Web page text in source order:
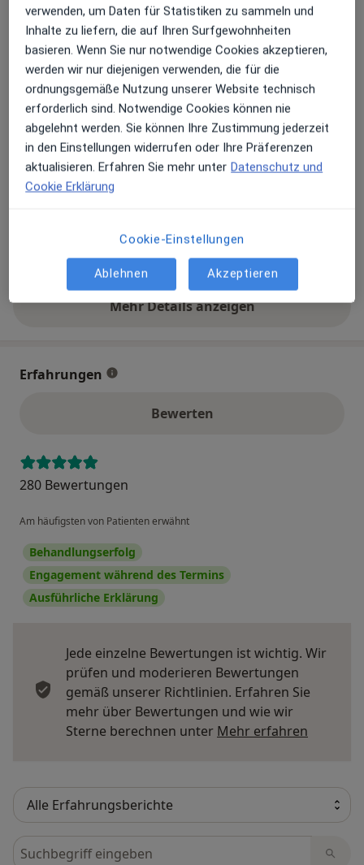
Zu Google Mapsöffnet in einer neuen
Verfügbarkeit
Sangeeta Pai bietet an diesem Standort über
Jameda keine Online-Terminbuchung an
Zahlungsmodalitäten (private Besuche)
Akzeptierte Versicherungen
0441...Telefonnummer anzeigen
Mehr Details anzeigen
über die Adresse
Erfahrungen
Bewerten
280 Bewertungen
Am häufigsten von Patienten erwähnt
Behandlungserfolg
Engagement während des Termins
Ausführliche Erklärung
Jede einzelne Bewertungen ist wichtig. Wir
prüfen und moderieren Bewertungen
gemäß unserer Richtlinien. Erfahren Sie
mehr über Bewertungen und wie wir
Sterne berechnen unter Mehr erfahren
Bewertungen durchsuchen
verwenden, um Daten für Statistiken zu sammeln und
Inhalte zu liefern, die auf Ihren Surfgewohnheiten
basieren. Wenn Sie nur notwendige Cookies akzeptieren,
werden wir nur diejenigen verwenden, die für die
ordnungsgemäße Nutzung unserer Website technisch
erforderlich sind. Notwendige Cookies können nie
abgelehnt werden. Sie können Ihre Zustimmung jederzeit
in den Einstellungen widerrufen oder Ihre Präferenzen
aktualisieren. Erfahren Sie mehr unter Datenschutz und
Cookie Erklärung
Cookie-Einstellungen
Ablehnen Akzeptieren